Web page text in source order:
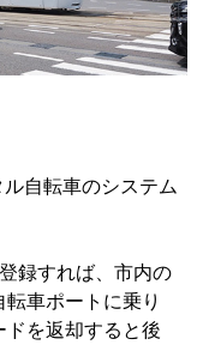
自転車のシステム
録すれば、市内の
車ポートに乗り
を返却すると後